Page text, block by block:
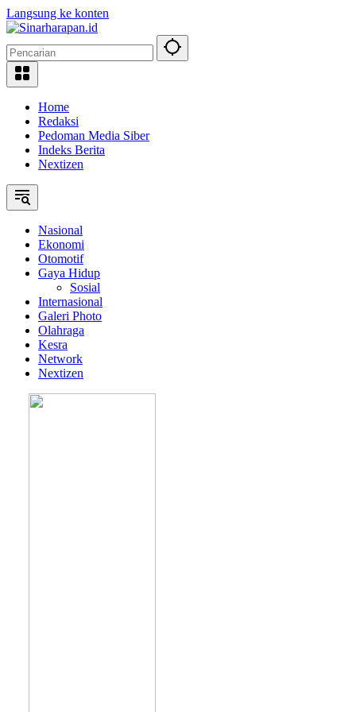
Langsung ke konten
Home
Redaksi
Pedoman Media Siber
Indeks Berita
Nextizen
Nasional
Ekonomi
Otomotif
Gaya Hidup
Sosial
Internasional
Galeri Photo
Olahraga
Kesra
Network
Nextizen